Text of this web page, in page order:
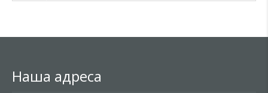
Наша адреса